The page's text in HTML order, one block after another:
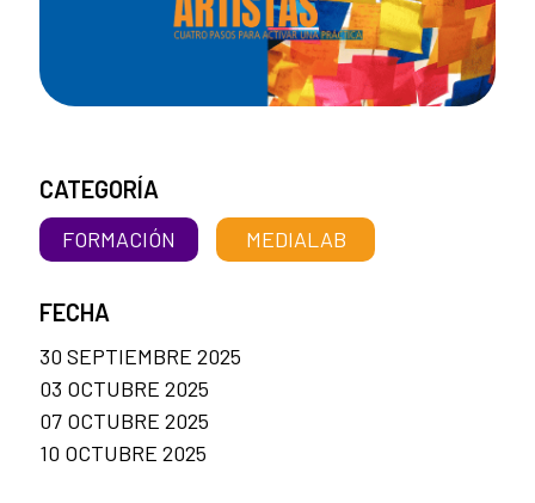
CATEGORÍA
FORMACIÓN MEDIALAB
FECHA
30 SEPTIEMBRE 2025
03 OCTUBRE 2025
07 OCTUBRE 2025
10 OCTUBRE 2025